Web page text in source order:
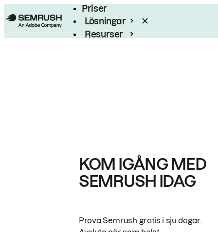
Priser
Lösningar
Resurser
KOM IGÅNG MED
SEMRUSH IDAG
Prova Semrush gratis i sju dagar.